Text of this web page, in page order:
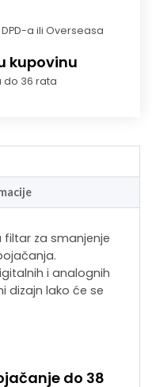
a ili Overseasa
kupovinu
do 36 rata
za smanjenje
i analognih
dizajn lako će se
do 38